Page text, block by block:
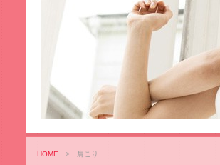
HOME > 肩こり